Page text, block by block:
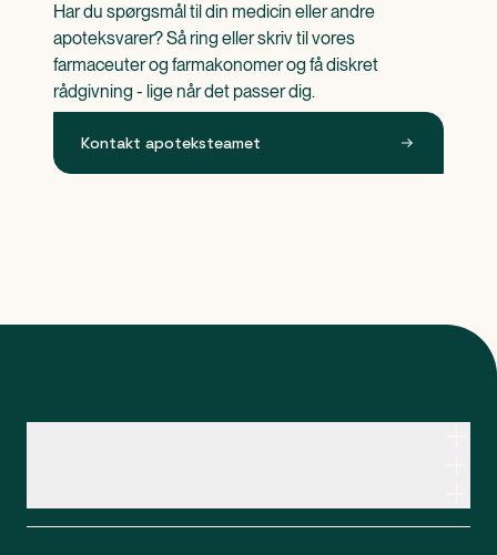
Har du spørgsmål til din medicin eller andre
apoteksvarer? Så ring eller skriv til vores
farmaceuter og farmakonomer og få diskret
rådgivning - lige når det passer dig.
Kontakt apoteksteamet
CVR: 37983446
Apopro guider